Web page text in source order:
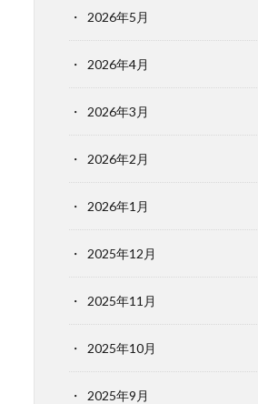
2026年5月
2026年4月
2026年3月
2026年2月
2026年1月
2025年12月
2025年11月
2025年10月
2025年9月